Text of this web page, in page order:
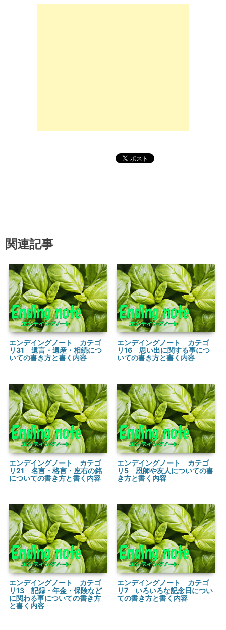
関連記事
エンデイングノート カテゴ
リ31 遺言・遺産・相続につ
いての書き方と書く内容
エンデイングノート カテゴ
リ16 思い出に関する事につ
いての書き方と書く内容
エンデイングノート カテゴ
リ21 名言・格言・座右の銘
についての書き方と書く内容
エンデイングノート カテゴ
リ5 恩師や友人についての書
き方と書く内容
エンデイングノート カテゴ
リ13 記録・年金・保険など
に関わる事についての書き方
と書く内容
エンデイングノート カテゴ
リ7 いろいろな記念日につい
ての書き方と書く内容